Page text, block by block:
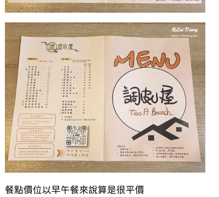
餐點價位以早午餐來說算是很平價